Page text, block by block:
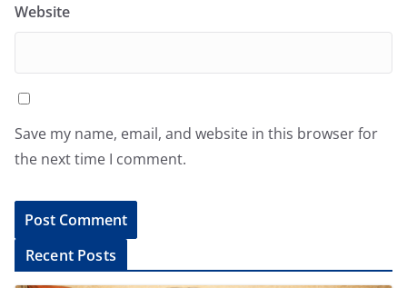
Website
Save my name, email, and website in this browser for
the next time I comment.
l
Recent Posts